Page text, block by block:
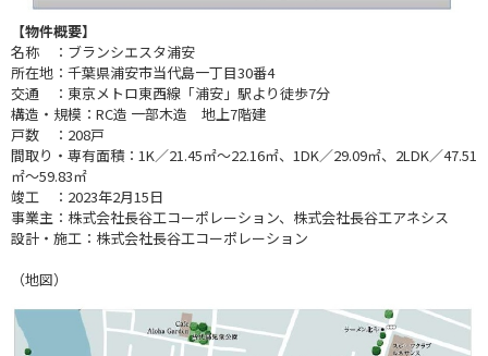
【物件概要】
名称 ：ブランシエスタ浦安
所在地：千葉県浦安市当代島一丁目30番4
交通 ：東京メトロ東西線「浦安」駅より徒歩7分
構造・規模：RC造 一部木造 地上7階建
戸数 ：208戸
間取り・専有面積：1K／21.45㎡～22.16㎡、1DK／29.09㎡、2LDK／47.51
㎡～59.83㎡
竣工 ：2023年2月15日
事業主：株式会社長谷工コーポレーション、株式会社長谷工アネシス
設計・施工：株式会社長谷工コーポレーション
（地図）